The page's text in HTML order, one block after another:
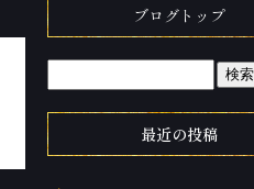
ブログトップ
最近の投稿